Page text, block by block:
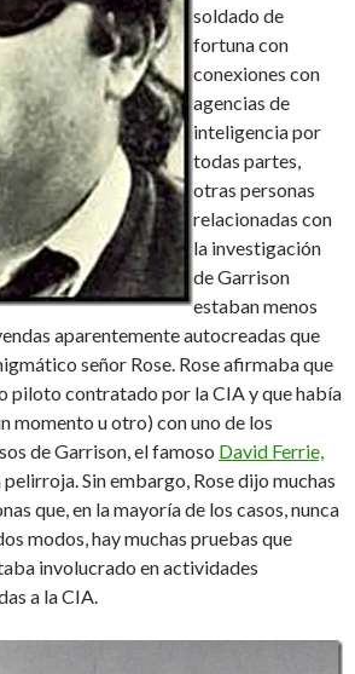
soldado de
fortuna con
conexiones con
agencias de
inteligencia por
todas partes,
otras personas
relacionadas con
la investigación
de Garrison
estaban menos
aparentemente autocreadas que
señor Rose. Rose afirmaba que
piloto contratado por la CIA y que había
momento u otro) con uno de los
de Garrison, el famoso David Ferrie,
Sin embargo, Rose dijo muchas
que, en la mayoría de los casos, nunca
modos, hay muchas pruebas que
involucrado en actividades
a la CIA.